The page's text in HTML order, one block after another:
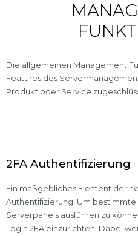
Die allgemeinen Management
Features des
Produkt oder Service
2FA Authentifizierung
Ein maßgebliches Element der
Authentifizierung: Um
Serverpanels ausführen zu
Login 2FA einzurichten. Dabei